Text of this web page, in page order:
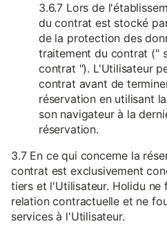
3.6.7 Lors de
du contrat est stocké
de la protection des
traitement du contrat ("
contrat "). L'Utilisateur
contrat avant de
réservation en utilisant
son navigateur à la
réservation.
3.7 En ce qui concerne la
contrat est exclusivement
tiers et l'Utilisateur. Holidu
relation contractuelle et ne
services à l'Utilisateur.